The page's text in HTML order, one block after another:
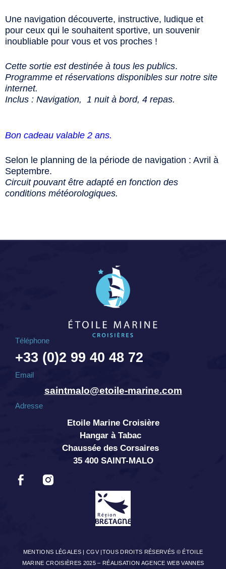
Une navigation découverte, instructive, ludique et
pour ceux qui le souhaitent sportive, un souvenir
inoubliable pour vous et vos proches !
Cette sortie est destinée à tous les publics.
Programme et réservations disponibles sur notre site
internet.
Inclus : Navigation, 1 nuit à bord, 4 repas.
Bon cadeau valable 2 ans.
Selon le planning de la période de navigation : Avril à
Septembre.
Circuit pouvant être adapté en fonction des
conditions météorologiques.
Téléphone
+33 (0)2 99 40 48 72
Email
saintmalo@etoile-marine.com
Adresse
Etoile Marine Croisière
Hangar à Tabac
Chaussée des Corsaires
35 400 SAINT-MALO
MENTIONS LÉGALES |CGV |TOUS DROITS RÉSERVÉS © ÉTOILE
MARINE CROISIÈRES 2025 – RÉALISATION AGENCE WEB VANNES